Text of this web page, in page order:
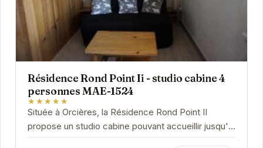
Résidence Rond Point Ii - studio cabine 4
personnes MAE-1524
★★★★★
Située à Orcières, la Résidence Rond Point II
propose un studio cabine pouvant accueillir jusqu'à
4 personnes.